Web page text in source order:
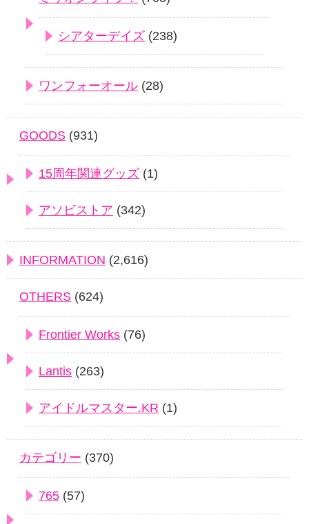
シアターデイズ (238)
ワンフォーオール (28)
GOODS (931)
15周年関連グッズ (1)
アソビストア (342)
INFORMATION (2,616)
OTHERS (624)
Frontier Works (76)
Lantis (263)
アイドルマスター.KR (1)
カテゴリー (370)
765 (57)